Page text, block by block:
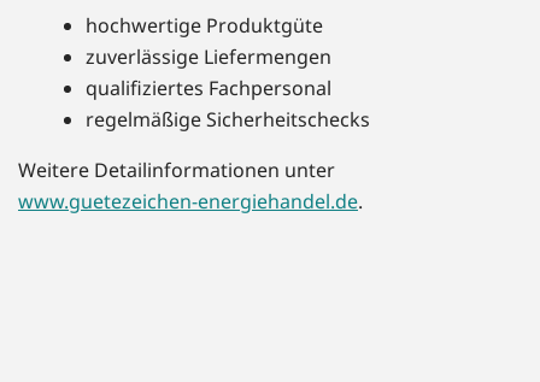
hochwertige Produktgüte
zuverlässige Liefermengen
qualifiziertes Fachpersonal
regelmäßige Sicherheitschecks
Weitere Detailinformationen unter
www.guetezeichen-energiehandel.de.